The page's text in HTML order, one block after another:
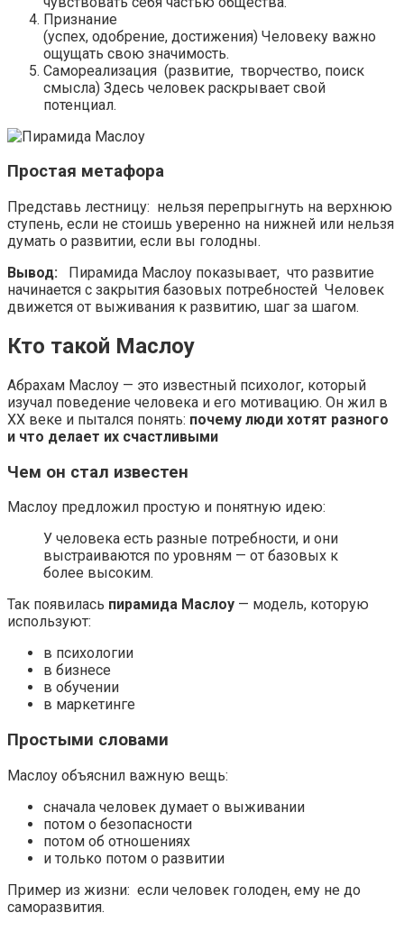
Признание
(успех, одобрение, достижения) Человеку важно
ощущать свою значимость.
Самореализация (развитие, творчество, поиск
смысла) Здесь человек раскрывает свой
потенциал.
Простая метафора
Представь лестницу: нельзя перепрыгнуть на верхнюю
ступень, если не стоишь уверенно на нижней или нельзя
думать о развитии, если вы голодны.
Вывод: Пирамида Маслоу показывает, что развитие
начинается с закрытия базовых потребностей Человек
движется от выживания к развитию, шаг за шагом.
Кто такой Маслоу
Абрахам Маслоу — это известный психолог, который
изучал поведение человека и его мотивацию. Он жил в
XX веке и пытался понять: почему люди хотят разного
и что делает их счастливыми
Чем он стал известен
Маслоу предложил простую и понятную идею:
У человека есть разные потребности, и они
выстраиваются по уровням — от базовых к
более высоким.
Так появилась пирамида Маслоу — модель, которую
используют:
в психологии
в бизнесе
в обучении
в маркетинге
Простыми словами
Маслоу объяснил важную вещь:
сначала человек думает о выживании
потом о безопасности
потом об отношениях
и только потом о развитии
Пример из жизни: если человек голоден, ему не до
саморазвития.